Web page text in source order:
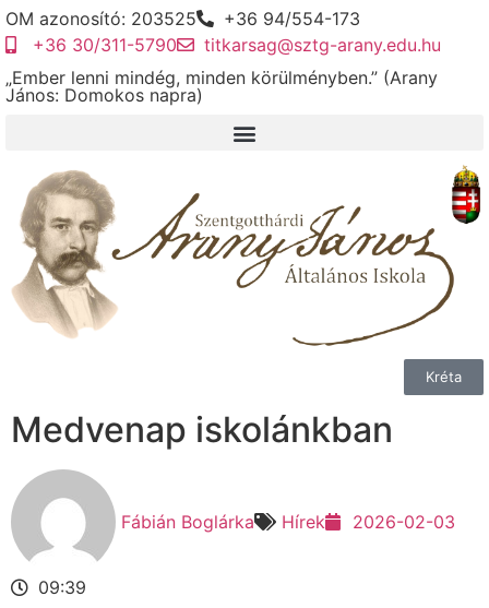
OM azonosító: 203525
+36 94/554-173
+36 30/311-5790
titkarsag@sztg-arany.edu.hu
„Ember lenni mindég, minden körülményben.” (Arany
János: Domokos napra)
Kréta
Medvenap iskolánkban
Fábián Boglárka Hírek 2026-02-03
09:39